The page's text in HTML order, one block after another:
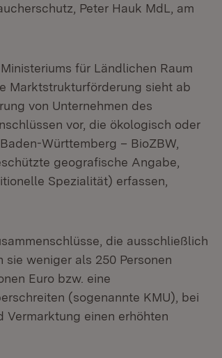
Peter Hauk MdL, am
für Ländlichen Raum
Marktstrukturförderung sieht ab
von Unternehmen des
vor, die ökologisch oder
Württemberg – BioZBW,
geografische Angabe,
Spezialität) erfassen,
die ausschließlich
weniger als 250 Personen
Euro bzw. eine
(sogenannte KMU), bei
Vermarktung einen erhöhten